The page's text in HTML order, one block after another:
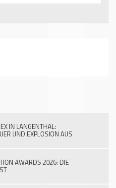
IN LANGENTHAL:
UND EXPLOSION AUS
AWARDS 2026: DIE